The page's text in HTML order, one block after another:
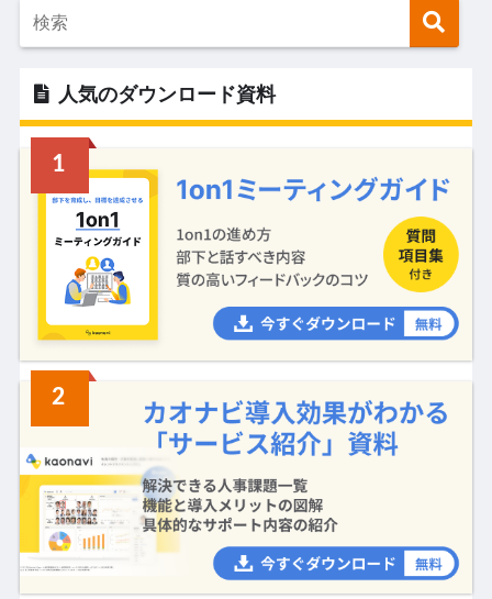
人気のダウンロード資料